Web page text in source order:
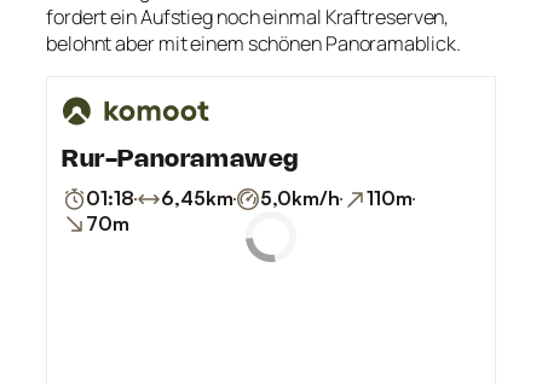
fordert ein Aufstieg noch einmal Kraftreserven,
belohnt aber mit einem schönen Panoramablick.